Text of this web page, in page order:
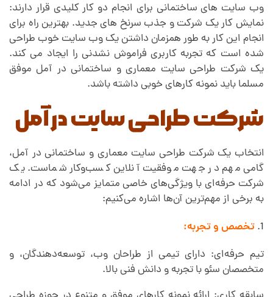
وب سایت های ساختمانی برای انجام دو کار کلیدی قرار دارند:
نمایش کار یک شرکت و جذب سرنخ های جدید. بهترین راه برای
انجام این کار به طور همزمان داشتن یک وب سایت خوب طراحی
شده است که تجربه کاربری فراموش نشدنی را ایجاد می کند.
یک شرکت طراحی سایت معماری و ساختمانی در آمل موفق
مسلما باید نمونه کارهای خوبی داشته باشد.
شرکت طراحی سایت در آمل
انتخاب یک شرکت طراحی سایت معماری و ساختمانی در آمل،
گامی مهم در جهت موفقیت آنلاین کسب‌وکار شماست. یک
شرکت حرفه‌ای با ویژگی‌های خاصی متمایز می‌شود که در ادامه
به برخی از مهم‌ترین آن‌ها اشاره می‌کنیم:
تخصص و تجربه:
تیم حرفه‌ای: دارای تیمی از طراحان وب، توسعه‌دهندگان، و
متخصصان سئو با تجربه و دانش فنی بالا.